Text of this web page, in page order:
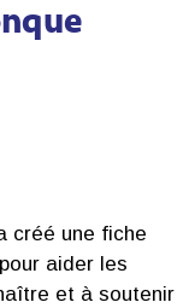
créé une fiche
aider les
et à soutenir